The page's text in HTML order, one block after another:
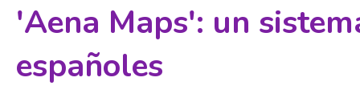
'Aena Maps': un
españoles